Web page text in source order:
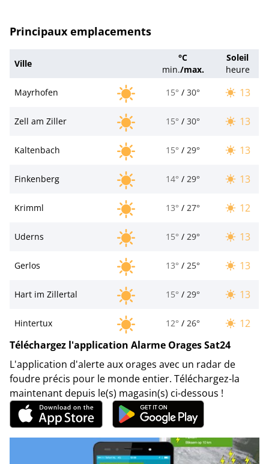
Principaux emplacements
Ville
°C
min./max.
Soleil
heure
Mayrhofen
15° / 30° 13
Zell am Ziller 15° / 30° 13
Kaltenbach 15° / 29° 13
Finkenberg 14° / 29° 13
Krimml 13° / 27° 12
Uderns 15° / 29° 13
Gerlos 13° / 25° 13
Hart im Zillertal 15° / 29° 13
Hintertux 12° / 26°
12
Téléchargez l'application Alarme Orages Sat24
L'application d'alerte aux orages avec un radar de
foudre précis pour le monde entier. Téléchargez-la
maintenant depuis le(s) magasin(s) ci-dessous !